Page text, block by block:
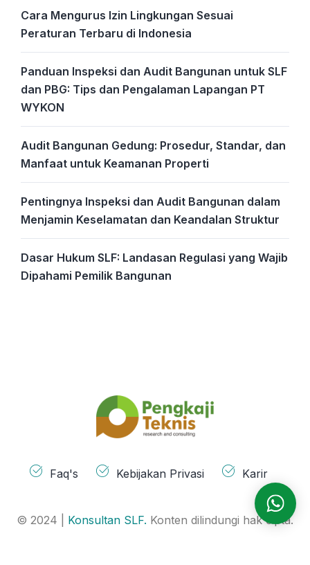
Cara Mengurus Izin Lingkungan Sesuai
Peraturan Terbaru di Indonesia
Panduan Inspeksi dan Audit Bangunan untuk SLF
dan PBG: Tips dan Pengalaman Lapangan PT
WYKON
Audit Bangunan Gedung: Prosedur, Standar, dan
Manfaat untuk Keamanan Properti
Pentingnya Inspeksi dan Audit Bangunan dalam
Menjamin Keselamatan dan Keandalan Struktur
Dasar Hukum SLF: Landasan Regulasi yang Wajib
Dipahami Pemilik Bangunan
Faq's Kebijakan Privasi Karir
© 2024 | Konsultan SLF. Konten dilindungi hak cipta.